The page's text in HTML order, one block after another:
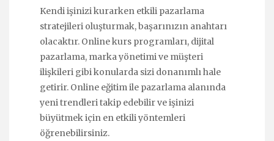
Kendi işinizi kurarken etkili pazarlama
stratejileri oluşturmak, başarınızın anahtarı
olacaktır. Online kurs programları, dijital
pazarlama, marka yönetimi ve müşteri
ilişkileri gibi konularda sizi donanımlı hale
getirir. Online eğitimile pazarlama alanında
yeni trendleri takip edebilir ve işinizi
büyütmek için en etkili yöntemleri
öğrenebilirsiniz.